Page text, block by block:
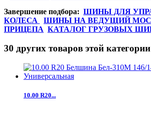
Завершение подбора: ШИНЫ ДЛЯ
КОЛЕСА
ШИНЫ НА ВЕДУЩИЙ
ПРИЦЕПА КАТАЛОГ ГРУЗОВЫХ
30 других товаров этой
10.00 R20...